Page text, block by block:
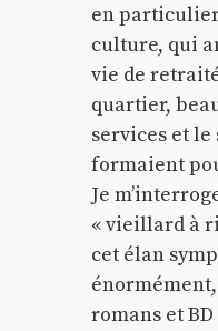
en
culture, qui
vie de
quartier,
services et le
formaient
Je
« vieillard à
cet élan
romans et